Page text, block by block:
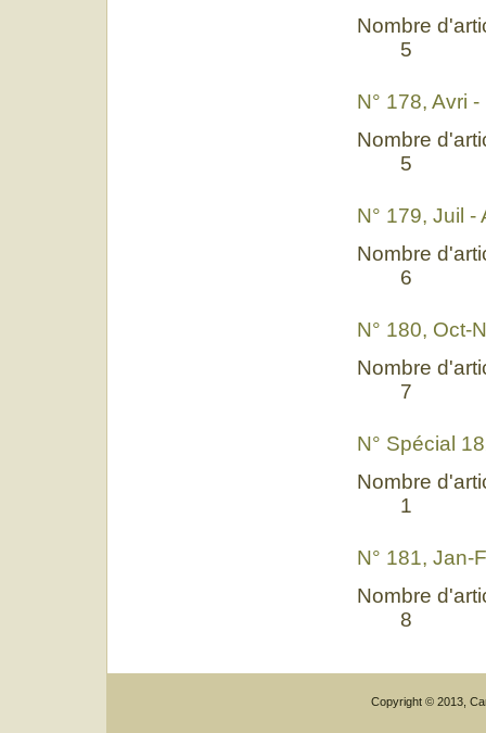
Nombre
5
N° 178, Avri
Nombre
5
N° 179, Juil -
Nombre
6
N° 180, Oct-
Nombre
7
N° Spécial
Nombre
1
N° 181, Jan-
Nombre
8
Copyright © 2013,